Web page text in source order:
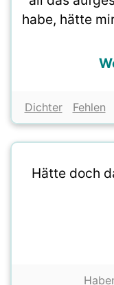
habe, hätte
Dichter Fehlen
Hätte doch